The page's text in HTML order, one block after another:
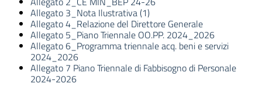
Allegato 3_Nota Ilustrativa (1)
Allegato 4_Relazione del Direttore Generale
Allegato 5_Piano Triennale OO.PP. 2024_2026
Allegato 6_Programma triennale acq. beni e servizi
2024_2026
Allegato 7 Piano Triennale di Fabbisogno di Personale
2024-2026